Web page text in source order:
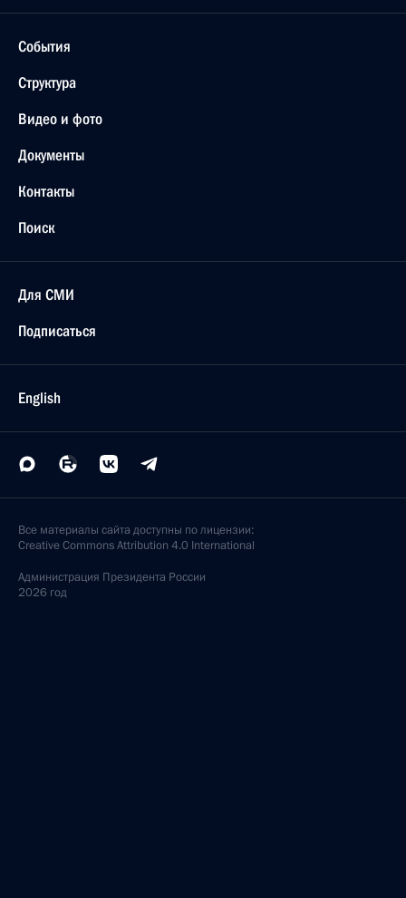
События
Структура
Видео и фото
Документы
Контакты
Поиск
Для СМИ
Подписаться
English
Все материалы сайта доступны по лицензии:
Creative Commons Attribution 4.0 International
Администрация Президента России
2026 год